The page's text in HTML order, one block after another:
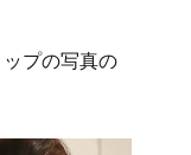
プの写真の